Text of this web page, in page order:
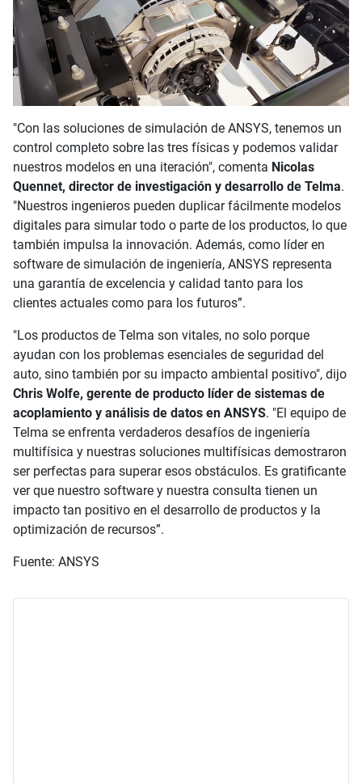
"Con las soluciones de simulación de ANSYS, tenemos un
control completo sobre las tres físicas y podemos validar
nuestros modelos en una iteración", comenta Nicolas
Quennet, director de investigación y desarrollo de Telma.
"Nuestros ingenieros pueden duplicar fácilmente modelos
digitales para simular todo o parte de los productos, lo que
también impulsa la innovación. Además, como líder en
software de simulación de ingeniería, ANSYS representa
una garantía de excelencia y calidad tanto para los
clientes actuales como para los futuros”.
"Los productos de Telma son vitales, no solo porque
ayudan con los problemas esenciales de seguridad del
auto, sino también por su impacto ambiental positivo", dijo
Chris Wolfe, gerente de producto líder de sistemas de
acoplamiento y análisis de datos en ANSYS. "El equipo de
Telma se enfrenta verdaderos desafíos de ingeniería
multifísica y nuestras soluciones multifísicas demostraron
ser perfectas para superar esos obstáculos. Es gratificante
ver que nuestro software y nuestra consulta tienen un
impacto tan positivo en el desarrollo de productos y la
optimización de recursos”.
Fuente: ANSYS